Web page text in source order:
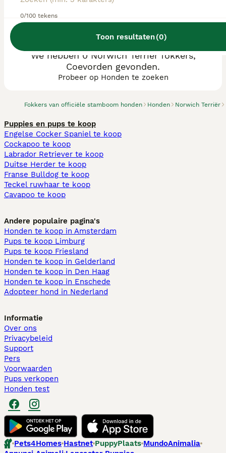
0/100 tekens
Toon resultaten(0)
Fokkers van officiële stamboom honden Honden Norwich Terriër
We hebben 0 Norwich Terriër fokkers,
Coevorden gevonden.
Probeer op Honden te zoeken
Puppies en pups te koop
Engelse Cocker Spaniel te koop
Cockapoo te koop
Labrador Retriever te koop
Duitse Herder te koop
Franse Bulldog te koop
Teckel ruwhaar te koop
Cavapoo te koop
Andere populaire pagina's
Honden te koop in Amsterdam
Pups te koop Limburg​
Pups te koop Friesland​
Honden te koop in Gelderland
Honden te koop in Den Haag
Honden te koop in Enschede
Adopteer hond in Nederland
Informatie
Over ons
Privacybeleid
Support
Pers
Voorwaarden
Pups verkopen
Honden test
Pets4Homes Hastnet PuppyPlaats MundoAnimalia